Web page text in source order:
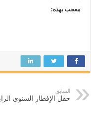
معجب بهذه:
السابق
حفل الإفطار السنوي الرابع